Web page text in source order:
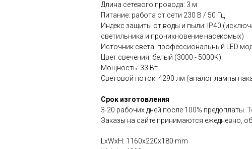
Длина сетевого провода: 3 м
Питание: работа от сети 230 В / 50 Гц
Индекс защиты от воды и пыли: IP40
светильника и проникновение насекомых)
Источник света: профессиональный LED
Цвет свечения: белый (3000 - 5000K)
Мощность: 33 Вт
Световой поток: 4290 лм (аналог лампы
Срок изготовления
3-20 рабочих дней после 100% предоплаты.
Заказы на сайте принимаются ежедневно,
LxWxH: 1160x220x180 mm